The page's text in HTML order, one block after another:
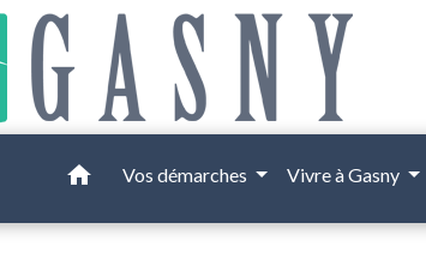
home Vos démarches Vivre à Gasny